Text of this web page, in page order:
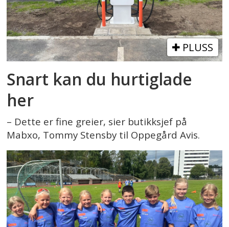
PLUSS
Snart kan du hurtiglade
her
– Dette er fine greier, sier butikksjef på
Mabxo, Tommy Stensby til Oppegård Avis.